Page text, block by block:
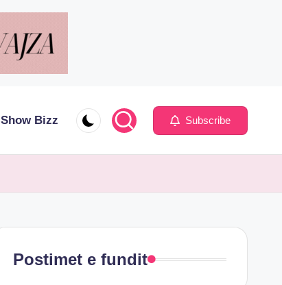
Show Bizz Subscribe
Postimet e fundit